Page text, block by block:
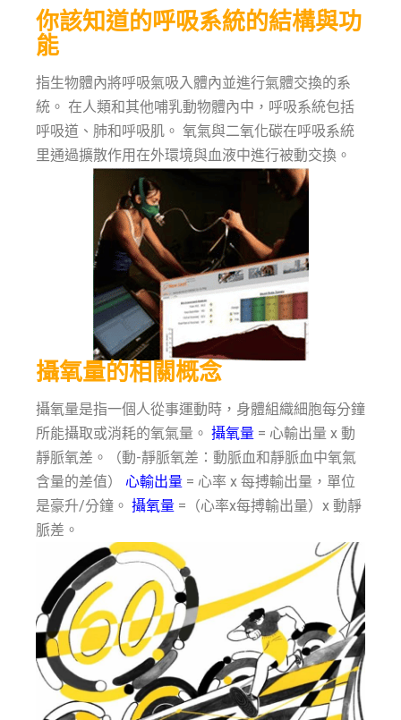
你該知道的呼吸系統的結構與功
能
指生物體內將呼吸氣吸入體內並進行氣體交換的系
統。 在人類和其他哺乳動物體內中，呼吸系統包括
呼吸道、肺和呼吸肌。 氧氣與二氧化碳在呼吸系統
里通過擴散作用在外環境與血液中進行被動交換。
攝氧量的相關概念
攝氧量是指一個人從事運動時，身體組織細胞每分鐘
所能攝取或消耗的氧氣量。 攝氧量 = 心輸出量 x 動
靜脈氧差。（動-靜脈氧差：動脈血和靜脈血中氧氣
含量的差值） 心輸出量 = 心率 x 每搏輸出量，單位
是豪升/分鐘。 攝氧量 =（心率x每搏輸出量）x 動靜
脈差。